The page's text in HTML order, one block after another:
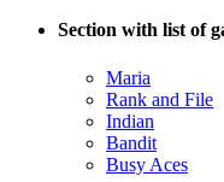
Section with list of
Maria
Rank and File
Indian
Bandit
Busy Aces